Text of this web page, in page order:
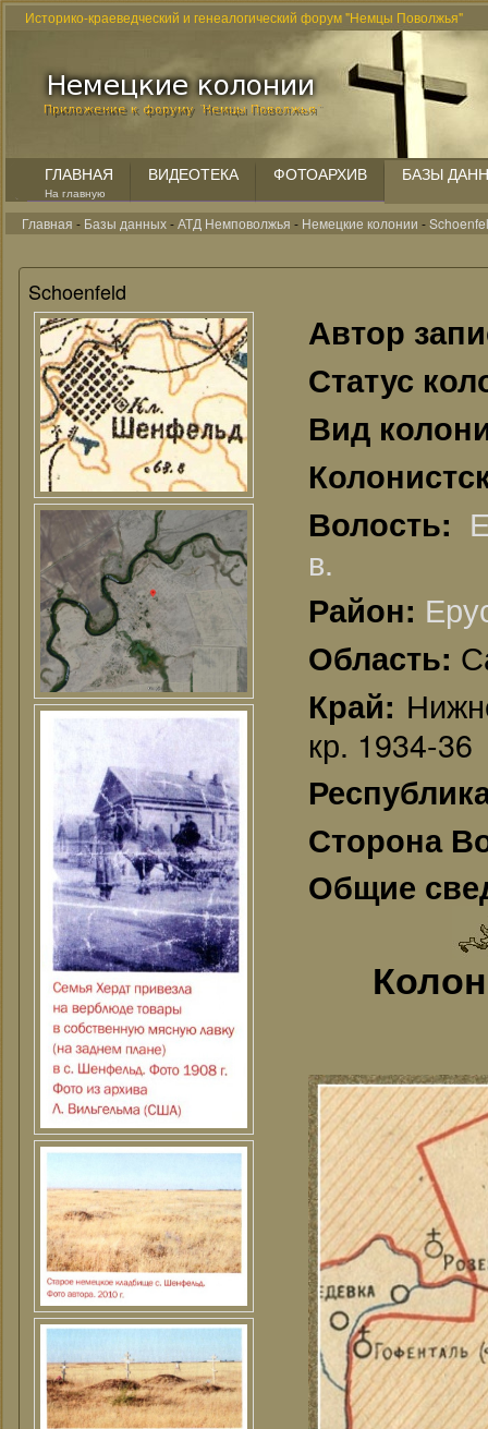
Историко-краеведческий и генеалогический форум "Немцы Поволжья"
ГЛАВНАЯ
На главную
ВИДЕОТЕКА ФОТОАРХИВ БАЗЫ
Главная - Базы данных-АТД Немповолжья - Немецкие колонии -
Schoenfeld
Автор
Статус
Вид
Волость:
в.
Район:
Область:
Край:
кр. 1934-36
Сторона
Общие